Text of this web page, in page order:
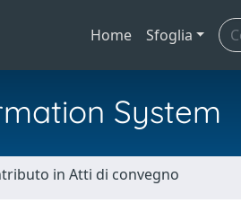
Home Sfoglia
System
in Atti di convegno